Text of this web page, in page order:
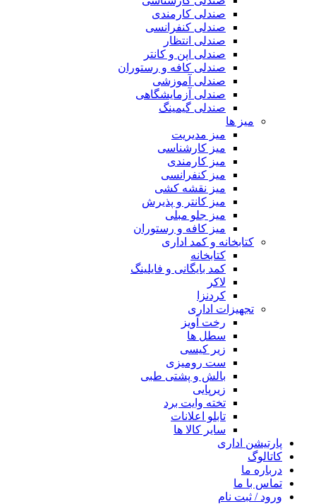
صندلی کارمندی
صندلی کنفرانسی
صندلی انتظار
صندلی اپن و کانتر
صندلی کافه و رستوران
صندلی آموزشی
صندلی آزمایشگاهی
صندلی گیمینگ
میز ها
میز مدیریت
میز کارشناسی
میز کارمندی
میز کنفرانسی
میز نقشه کشی
میز کانتر و پذیرش
میز جلو مبلی
میز کافه و رستوران
کتابخانه و کمد اداری
کتابخانه
کمد بایگانی و فایلینگ
لاکر
کردنزا
تجهیزات اداری
رخت آویز
سطل ها
زیر کیسی
ست رومیزی
بالش و پشتی طبی
زیرپایی
تخته وایت برد
تابلو اعلانات
سایر کالا ها
پارتیشن اداری
کاتالوگ
درباره ما
تماس با ما
ورود / ثبت نام